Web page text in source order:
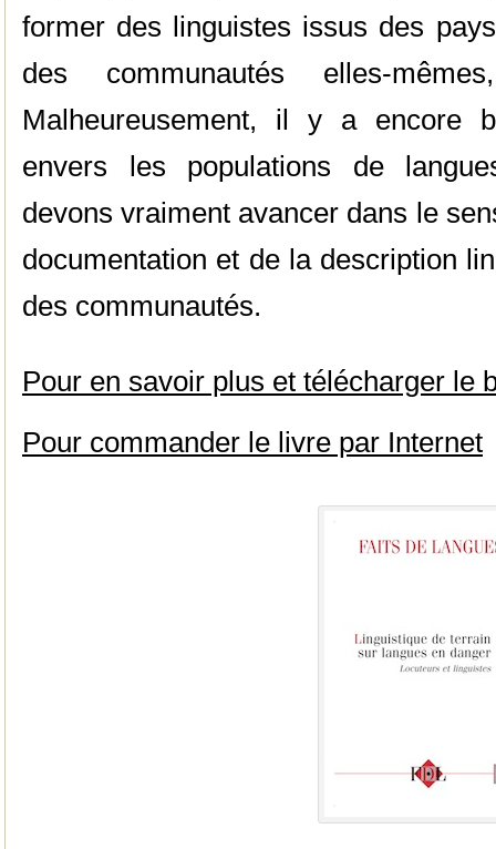
former des linguistes issus des
des communautés elles-
Malheureusement, il y a encore
envers les populations de
devons vraiment avancer dans le
documentation et de la description
des communautés.
Pour en savoir plus et télécharger le
Pour commander le livre par Internet